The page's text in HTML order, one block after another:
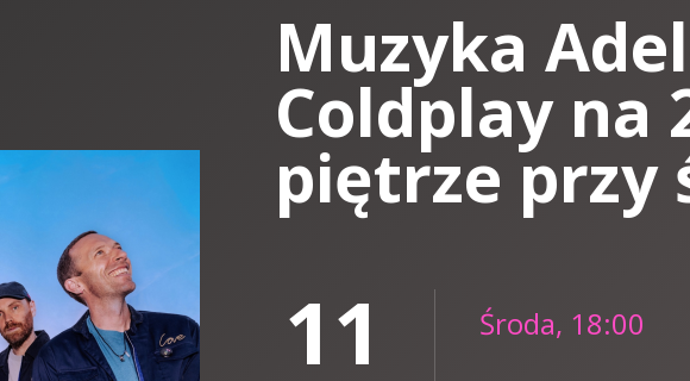
Muzyka
Coldplay na
piętrze przy
11 Środa, 18:00